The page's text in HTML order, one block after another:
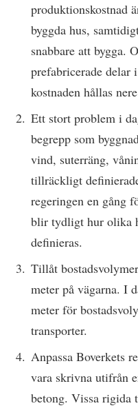
produktionskostnad
byggda hus,
snabbare att bygga.
prefabricerade delar
kostnaden hållas
Ett stort problem i
begrepp som
vind, suterräng,
tillräckligt
regeringen en gång
blir tydligt hur olika
definieras.
Tillåt
meter på vägarna. I
meter för
transporter.
Anpassa Boverkets
vara skrivna utifrån
betong. Vissa rigida